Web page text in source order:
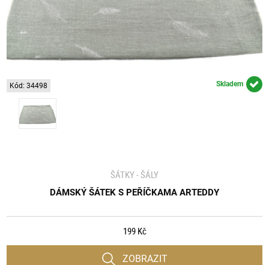
Kód: 34498 Skladem
ŠÁTKY - ŠÁLY
DÁMSKÝ ŠÁTEK S PEŘÍČKAMA ARTEDDY
199 Kč
ZOBRAZIT